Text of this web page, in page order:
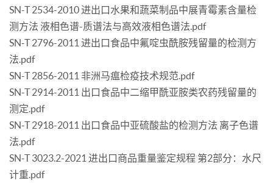
SN-T 2534-2010 进出口水果和蔬菜制品中展青霉素含量检
测方法 液相色谱-质谱法与高效液相色谱法.pdf
SN-T 2796-2011 进出口食品中氟啶虫酰胺残留量的检测方
法.pdf
SN-T 2856-2011 非洲马瘟检疫技术规范.pdf
SN-T 2914-2011 出口食品中二缩甲酰亚胺类农药残留量的
测定.pdf
SN-T 2918-2011 出口食品中亚硫酸盐的检测方法 离子色谱
法.pdf
SN-T 3023.2-2021 进出口商品重量鉴定规程 第2部分：水尺
计重.pdf